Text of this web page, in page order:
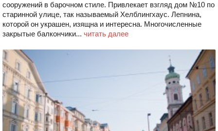
сооружений в барочном стиле. Привлекает взгляд дом №10 по
старинной улице, так называемый Хелблингхаус. Лепнина,
которой он украшен, изящна и интересна. Многочисленные
закрытые балкончики... читать далее